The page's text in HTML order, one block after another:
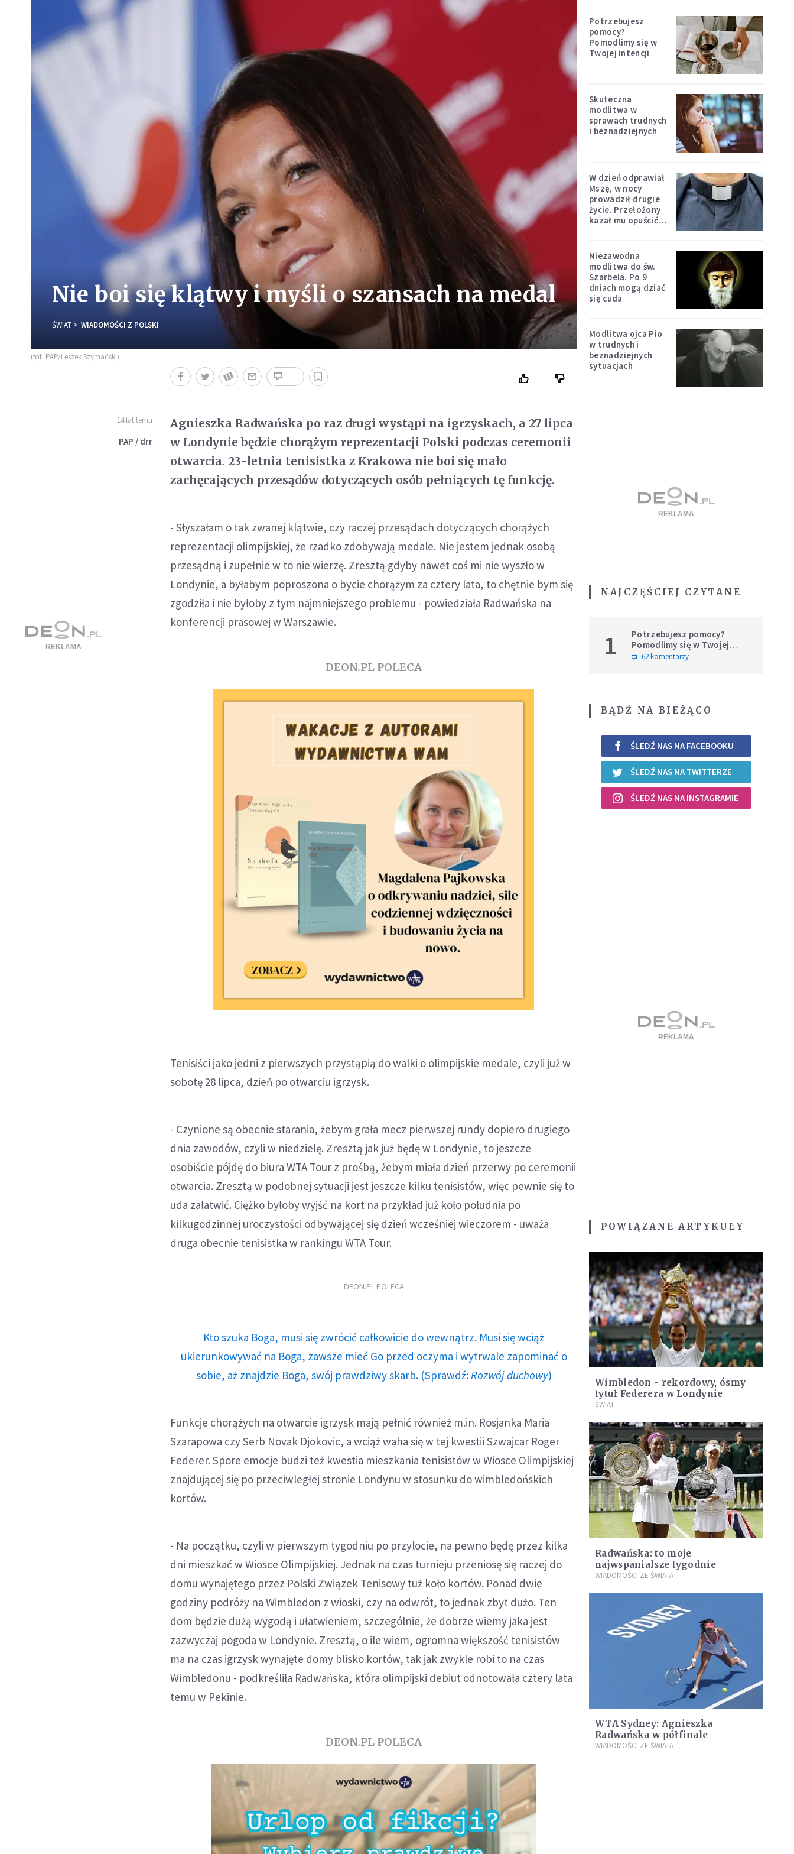
Nie boi się klątwy i myśli o szansach na medal
ŚWIAT WIADOMOŚCI Z POLSKI
(fot. PAP/Leszek Szymański)
14 lat temu
PAP / drr
Agnieszka Radwańska po raz drugi wystąpi na igrzyskach, a 27 lipca
w Londynie będzie chorążym reprezentacji Polski podczas ceremonii
otwarcia. 23-letnia tenisistka z Krakowa nie boi się mało
zachęcających przesądów dotyczących osób pełniących tę funkcję.
- Słyszałam o tak zwanej klątwie, czy raczej przesądach dotyczących chorążych
reprezentacji olimpijskiej, że rzadko zdobywają medale. Nie jestem jednak osobą
przesądną i zupełnie w to nie wierzę. Zresztą gdyby nawet coś mi nie wyszło w
Londynie, a byłabym poproszona o bycie chorążym za cztery lata, to chętnie bym się
zgodziła i nie byłoby z tym najmniejszego problemu - powiedziała Radwańska na
konferencji prasowej w Warszawie.
DEON.PL POLECA
Tenisiści jako jedni z pierwszych przystąpią do walki o olimpijskie medale, czyli już w
sobotę 28 lipca, dzień po otwarciu igrzysk.
- Czynione są obecnie starania, żebym grała mecz pierwszej rundy dopiero drugiego
dnia zawodów, czyli w niedzielę. Zresztą jak już będę w Londynie, to jeszcze
osobiście pójdę do biura WTA Tour z prośbą, żebym miała dzień przerwy po ceremonii
otwarcia. Zresztą w podobnej sytuacji jest jeszcze kilku tenisistów, więc pewnie się to
uda załatwić. Ciężko byłoby wyjść na kort na przykład już koło południa po
kilkugodzinnej uroczystości odbywającej się dzień wcześniej wieczorem - uważa
druga obecnie tenisistka w rankingu WTA Tour.
DEON.PL POLECA
Kto szuka Boga, musi się zwrócić całkowicie do wewnątrz. Musi się wciąż
ukierunkowywać na Boga, zawsze mieć Go przed oczyma i wytrwale zapominać o
sobie, aż znajdzie Boga, swój prawdziwy skarb. (Sprawdź: Rozwój duchowy)
Funkcje chorążych na otwarcie igrzysk mają pełnić również m.in. Rosjanka Maria
Szarapowa czy Serb Novak Djokovic, a wciąż waha się w tej kwestii Szwajcar Roger
Federer. Spore emocje budzi też kwestia mieszkania tenisistów w Wiosce Olimpijskiej
znajdującej się po przeciwległej stronie Londynu w stosunku do wimbledońskich
kortów.
- Na początku, czyli w pierwszym tygodniu po przylocie, na pewno będę przez kilka
dni mieszkać w Wiosce Olimpijskiej. Jednak na czas turnieju przeniosę się raczej do
domu wynajętego przez Polski Związek Tenisowy tuż koło kortów. Ponad dwie
godziny podróży na Wimbledon z wioski, czy na odwrót, to jednak zbyt dużo. Ten
dom będzie dużą wygodą i ułatwieniem, szczególnie, że dobrze wiemy jaka jest
zazwyczaj pogoda w Londynie. Zresztą, o ile wiem, ogromna większość tenisistów
ma na czas igrzysk wynajęte domy blisko kortów, tak jak zwykle robi to na czas
Wimbledonu - podkreśliła Radwańska, która olimpijski debiut odnotowała cztery lata
temu w Pekinie.
DEON.PL POLECA
Potrzebujesz
pomocy?
Pomodlimy się w
Twojej intencji
Skuteczna
modlitwa w
sprawach trudnych
i beznadziejnych
W dzień odprawiał
Mszę, w nocy
prowadził drugie
życie. Przełożony
kazał mu opuścić
Niezawodna
modlitwa do św.
Szarbela. Po 9
dniach mogą dziać
się cuda
Modlitwa ojca Pio
w trudnych i
beznadziejnych
sytuacjach
NAJCZĘŚCIEJ CZYTANE
1
Potrzebujesz pomocy?
Pomodlimy się w Twojej
intencji
62 komentarzy
BĄDŹ NA BIEŻĄCO
ŚLEDŹ NAS NA FACEBOOKU
ŚLEDŹ NAS NA TWITTERZE
ŚLEDŹ NAS NA INSTAGRAMIE
POWIĄZANE ARTYKUŁY
Wimbledon - rekordowy, ósmy
tytuł Federera w Londynie
ŚWIAT
Radwańska: to moje
najwspanialsze tygodnie
WIADOMOŚCI ZE ŚWIATA
WTA Sydney: Agnieszka
Radwańska w półfinale
WIADOMOŚCI ZE ŚWIATA